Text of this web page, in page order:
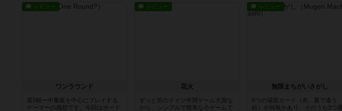
レビュー
ワンラウンド
星5軽〜中量級を中心にプレイする
ゲーマーの感想です。今回はボード
レビュー
花火
ずっと前のドイツ年間ゲーム大賞な
がら、シンプルで簡単な小ゲームで
レビュー
無限まちがいさがし
6つの場面カード（表、裏で違う
絵）が何枚かあり、そのうち3つ選